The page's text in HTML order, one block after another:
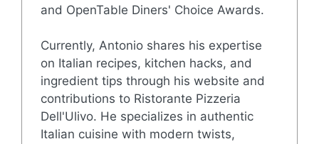
and OpenTable Diners' Choice Awards.
Currently, Antonio shares his expertise
on Italian recipes, kitchen hacks, and
ingredient tips through his website and
contributions to Ristorante Pizzeria
Dell'Ulivo. He specializes in authentic
Italian cuisine with modern twists,